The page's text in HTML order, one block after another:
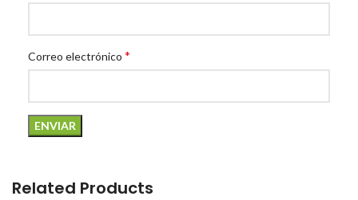
Correo electrónico *
Related Products